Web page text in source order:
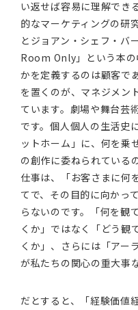
い返せば容易に理解でき
的なマーケティングの研
とジョアン・シェフ・
Room Only」という本の
かを定義するのは顧客で
を置くのが、マネジメン
ています。劇場や舞台芸
です。個人個人の生活史
ットホーム」に、何を乗
の創作に委ねられている
仕事は、「お客さまに何
てで、その目的に向かっ
らないのです。「何を観
くか」ではなく「どう観
くか」、さらには「アー
が私たちの関心の重大事
だとすると、「経験価値